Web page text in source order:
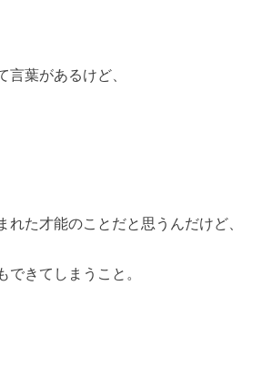
言葉があるけど、
れた才能のことだと思うんだけど、
できてしまうこと。